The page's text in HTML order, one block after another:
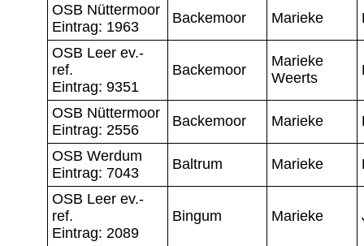
OSB Nüttermoor
Eintrag: 1963
Backemoor Marieke
OSB Leer ev.-
ref.
Eintrag: 9351
Backemoor
Marieke
Weerts
OSB Nüttermoor
Eintrag: 2556
Backemoor Marieke
OSB Werdum
Eintrag: 7043
Baltrum Marieke
OSB Leer ev.-
ref.
Eintrag: 2089
Bingum Marieke